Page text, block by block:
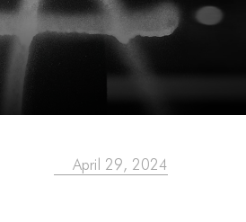
April 29, 2024